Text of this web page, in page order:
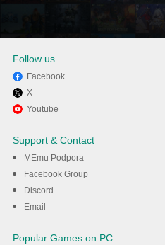
Užijte si
Fashion na
Follow us
Facebook
X
Youtube
Support & Contact
MEmu Podpora
Facebook Group
Discord
Email
Popular Games on PC